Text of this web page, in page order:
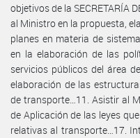
objetivos de la SECRETARÍA
al Ministro en la propuesta,
planes en materia de
en la elaboración de las
servicios públicos del área
elaboración de las
de transporte…11. Asistir al
de Aplicación de las leyes
relativas al transporte…17.